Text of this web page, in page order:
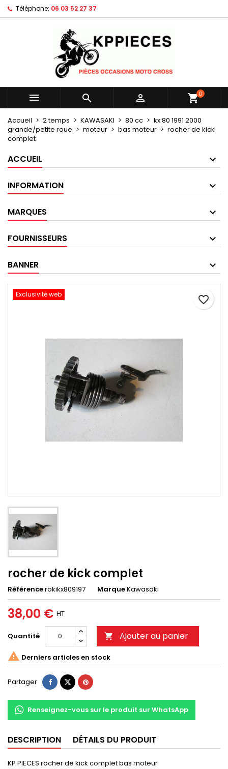
Téléphone: 06 03 52 27 37
   shopping_cart0
Accueil 2 temps KAWASAKI 80 cc
kx 80 1991 2000
grande/petite roue
moteur bas moteur
rocher de kick
complet
ACCUEIL
INFORMATION
MARQUES
FOURNISSEURS
BANNER
Exclusivité web
rocher de kick complet
Référencerokikx809197 MarqueKawasaki
38,00 € HT
Quantité  Ajouter au panier
favorite_border
 Derniers articles en stock
Partager
Renseignez-vous sur le produit sur WhatsApp
DESCRIPTION DÉTAILS DU PRODUIT
KP PIECES rocher de kick complet bas moteur
Mes listes d'envies ×
Créer une nouvelle liste
Créer une liste d'envies ×
Nom de la liste d'envies
Annuler Créer une liste d'envies
Connexion ×
Vous devez être connecté pour ajouter des produits
à votre liste d'envies.
Annuler Connexion